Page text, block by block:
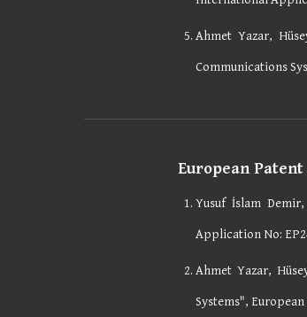
Ahmet Yazar,
Communications
European
Yusuf İslam
Application No:
Ahmet Yazar,
Systems",